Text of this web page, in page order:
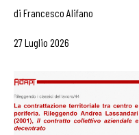
di Francesco Alifano
27 Luglio 2026